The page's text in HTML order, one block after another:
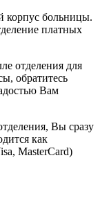
корпус больницы.
платных
отделения для
обратитесь
Вам
Вы сразу
как
MasterCard)